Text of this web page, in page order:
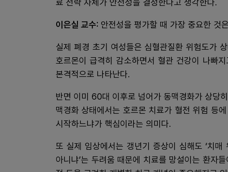
료 전략 자체가 안전성을 결정한다고 생각한다.
이은실 교수: 안전성을 평가할 때 가장 중요한 것
실제 폐경 초기 여성들은 심혈관질환 위험도가
호르몬이 급격히 감소하면서 혈관 건강이 나빠
본격적으로 나타난다.
반면 이미 60대 이후로 넘어가 동맥경화가 상당
맥경화 상태에서는 호르몬 치료가 혈전 위험 등
시작하느냐가 핵심이라는 의미다.
또 실제 임상에서는 갱년기 증상이 심해도 ‘치매
아니냐’는 두려움 때문에 치료를 망설이는 환자